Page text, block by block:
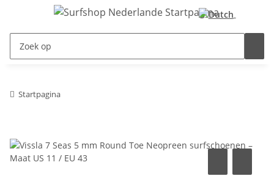
Startpagina